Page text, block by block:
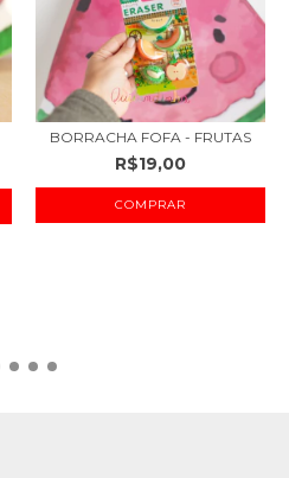
BORRACHA FOFA - FRUTAS
R$19,00